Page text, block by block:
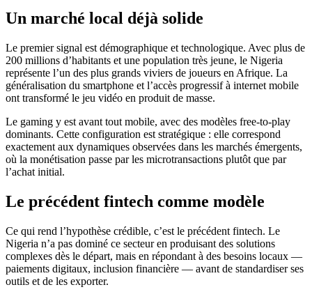
Un marché local déjà solide
Le premier signal est démographique et technologique. Avec plus de
200 millions d’habitants et une population très jeune, le Nigeria
représente l’un des plus grands viviers de joueurs en Afrique. La
généralisation du smartphone et l’accès progressif à internet mobile
ont transformé le jeu vidéo en produit de masse.
Le gaming y est avant tout mobile, avec des modèles free-to-play
dominants. Cette configuration est stratégique : elle correspond
exactement aux dynamiques observées dans les marchés émergents,
où la monétisation passe par les microtransactions plutôt que par
l’achat initial.
Le précédent fintech comme modèle
Ce qui rend l’hypothèse crédible, c’est le précédent fintech. Le
Nigeria n’a pas dominé ce secteur en produisant des solutions
complexes dès le départ, mais en répondant à des besoins locaux —
paiements digitaux, inclusion financière — avant de standardiser ses
outils et de les exporter.